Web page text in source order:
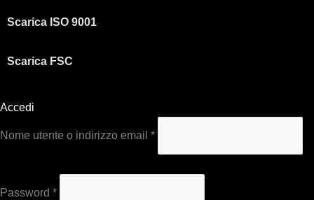
Scarica ISO 9001
Scarica FSC
Accedi
Nome utente o indirizzo email *
Password *